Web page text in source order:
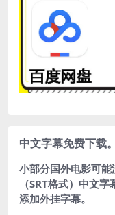
中文字幕免费下载。
小部分国外电影可
（SRT格式）中文
添加外挂字幕。